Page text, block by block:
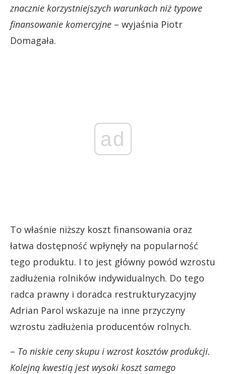
znacznie korzystniejszych warunkach niż typowe
finansowanie komercyjne – wyjaśnia Piotr
Domagała.
ad
To właśnie niższy koszt finansowania oraz
łatwa dostępność wpłynęły na popularność
tego produktu. I to jest główny powód wzrostu
zadłużenia rolników indywidualnych. Do tego
radca prawny i doradca restrukturyzacyjny
Adrian Parol wskazuje na inne przyczyny
wzrostu zadłużenia producentów rolnych.
– To niskie ceny skupu i wzrost kosztów produkcji.
Kolejną kwestią jest wysoki koszt samego